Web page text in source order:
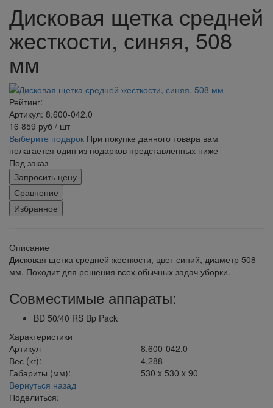
Дисковая щетка средней
жесткости, синяя, 508
мм
Рейтинг:
Артикул: 8.600-042.0
16 859 руб / шт
Выберите подарок При покупке данного товара вам
полагается один из подарков представленных ниже
Под заказ
Запросить цену
Сравнение
Избранное
Описание
Дисковая щетка средней жесткости, цвет синий, диаметр 508
мм. Походит для решения всех обычных задач уборки.
Совместимые аппараты:
BD 50/40 RS Bp Pack
Характеристики
Артикул
8.600-042.0
Вес (кг):
4,288
Габариты (мм):
530 x 530 x 90
Вернуться назад
Поделиться: